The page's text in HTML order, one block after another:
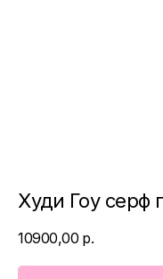
Худи Гоу серф
10900,00 р.